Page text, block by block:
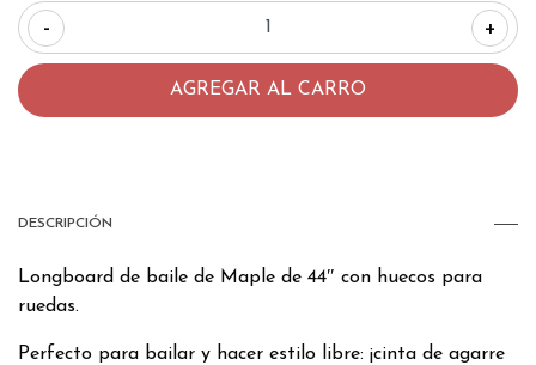
- +
DESCRIPCIÓN
Longboard de baile de Maple de 44″ con huecos para
ruedas.
Perfecto para bailar y hacer estilo libre: ¡cinta de agarre